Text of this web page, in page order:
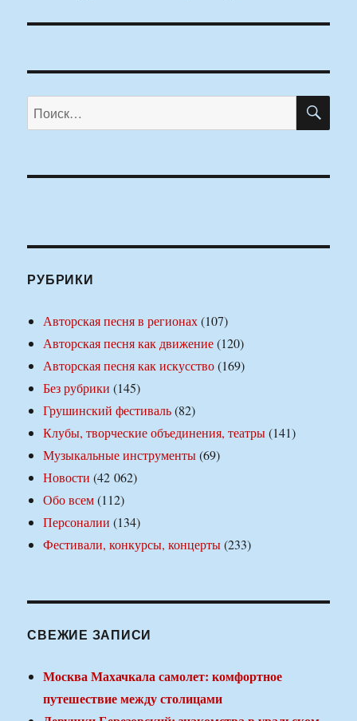
Искать:
РУБРИКИ
Авторская песня в регионах(107)
Авторская песня как движение(120)
Авторская песня как искусство(169)
Без рубрики (145)
Грушинский фестиваль(82)
Клубы, творческие объединения, театры(141)
Музыкальные инструменты(69)
Новости (42 062)
Обо всем(112)
Персоналии (134)
Фестивали, конкурсы, концерты(233)
СВЕЖИЕ ЗАПИСИ
Москва Махачкала самолет: комфортное
путешествие между столицами